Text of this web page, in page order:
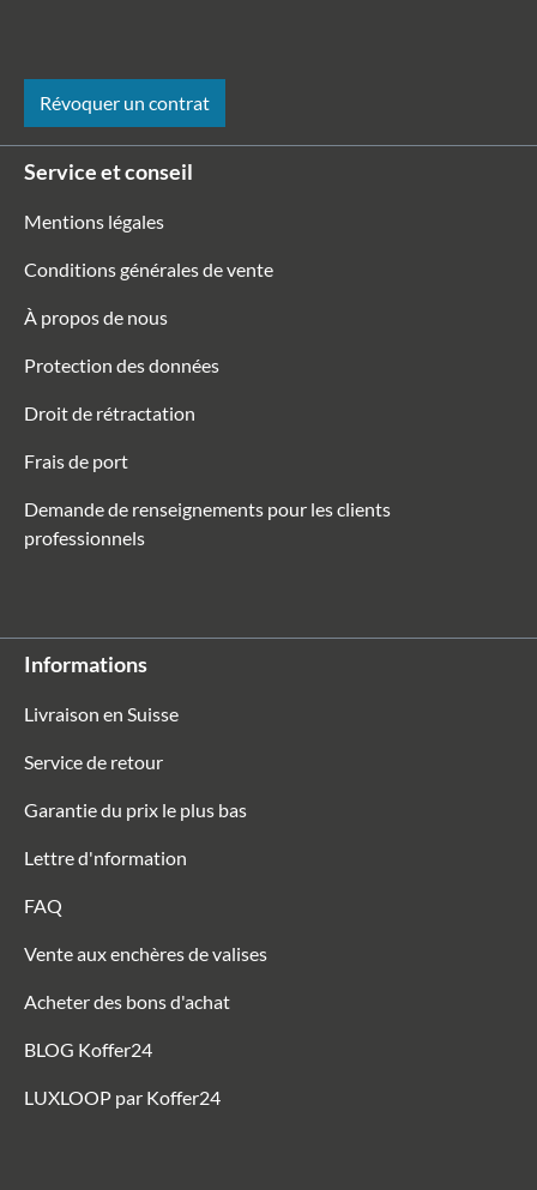
Révoquer un contrat
Service et conseil
Mentions légales
Conditions générales de vente
À propos de nous
Protection des données
Droit de rétractation
Frais de port
Demande de renseignements pour les clients
professionnels
Informations
Livraison en Suisse
Service de retour
Garantie du prix le plus bas
Lettre d'nformation
FAQ
Vente aux enchères de valises
Acheter des bons d'achat
BLOG Koffer24
LUXLOOP par Koffer24